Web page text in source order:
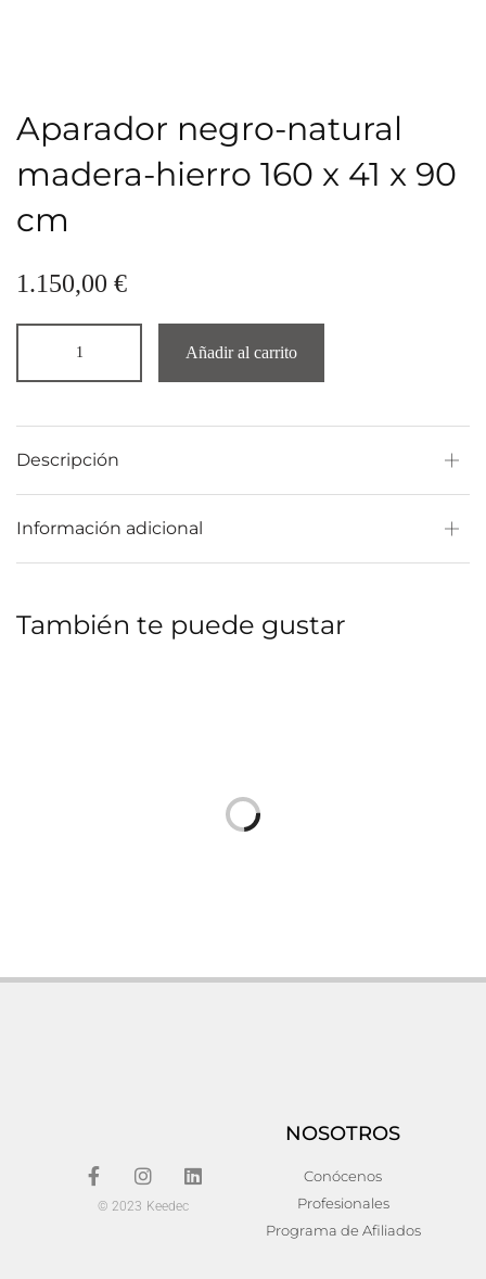
Aparador negro-natural
madera-hierro 160 x 41 x 90
cm
1.150,00€
Añadir al carrito
Descripción
Información adicional
También te puede gustar
658,00€
396,00€
© 2023 Keedec
NOSOTROS
Conócenos
Profesionales
Programa de Afiliados